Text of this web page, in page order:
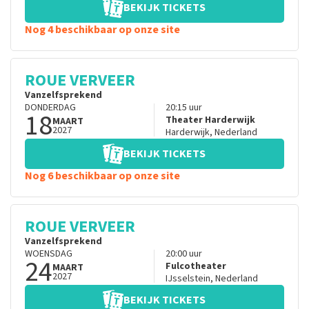
BEKIJK TICKETS
Nog 4 beschikbaar op onze site
ROUE VERVEER
Vanzelfsprekend
DONDERDAG
18MAART
2027
20:15 uur
Theater Harderwijk
Harderwijk, Nederland
BEKIJK TICKETS
Nog 6 beschikbaar op onze site
ROUE VERVEER
Vanzelfsprekend
WOENSDAG
24MAART
2027
20:00uur
Fulcotheater
IJsselstein, Nederland
BEKIJK TICKETS